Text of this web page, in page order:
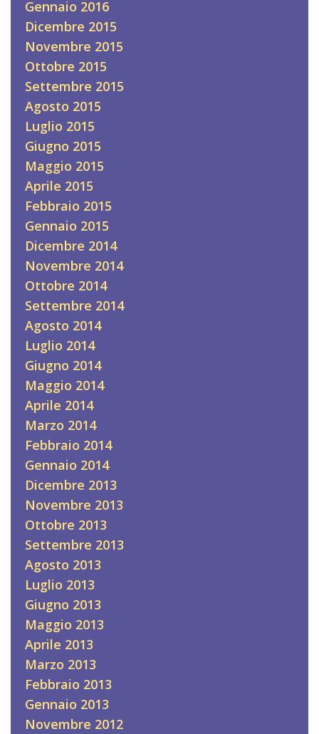
Gennaio 2016
Dicembre 2015
Novembre 2015
Ottobre 2015
Settembre 2015
Agosto 2015
Luglio 2015
Giugno 2015
Maggio 2015
Aprile 2015
Febbraio 2015
Gennaio 2015
Dicembre 2014
Novembre 2014
Ottobre 2014
Settembre 2014
Agosto 2014
Luglio 2014
Giugno 2014
Maggio 2014
Aprile 2014
Marzo 2014
Febbraio 2014
Gennaio 2014
Dicembre 2013
Novembre 2013
Ottobre 2013
Settembre 2013
Agosto 2013
Luglio 2013
Giugno 2013
Maggio 2013
Aprile 2013
Marzo 2013
Febbraio 2013
Gennaio 2013
Novembre 2012